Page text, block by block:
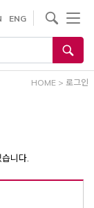
ENG
HOME > 로그인
니다.